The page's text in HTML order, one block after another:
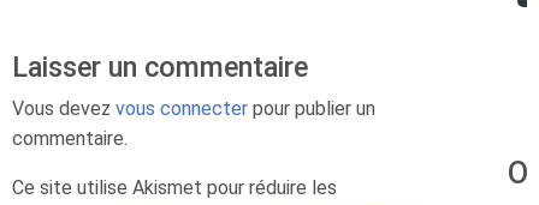
Laisser un commentaire
Vous devez vous connecter pour publier un
commentaire.
Ce site utilise Akismet pour réduire les